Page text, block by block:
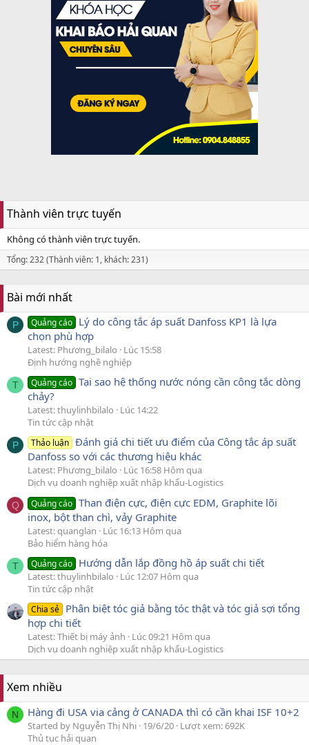
Thành viên trực tuyến
Không có thành viên trực tuyến.
Tổng: 232 (Thành viên: 1, khách: 231)
Bài mới nhất
P Quảng cáo Lý do công tắc áp suất Danfoss KP1 là lựa
chọn phù hợp
Latest: Phương_bilalo
Lúc 15:58
Định hướng nghề nghiệp
T Quảng cáo Tại sao hệ thống nước nóng cần công tắc dòng
chảy?
Latest: thuylinhbilalo
Lúc 14:22
Tin tức cập nhật
P Thảo luận Đánh giá chi tiết ưu điểm của Công tắc áp suất
Danfoss so với các thương hiệu khác
Latest: Phương_bilalo
Lúc 16:58 Hôm qua
Dịch vụ doanh nghiệp xuất nhập khẩu-Logistics
Q Quảng cáo Than điện cực, điện cực EDM, Graphite lõi
inox, bột than chì, vảy Graphite
Latest: quanglan
Lúc 16:13 Hôm qua
Bảo hiểm hàng hóa
T Quảng cáo Hướng dẫn lắp đồng hồ áp suất chi tiết
Latest: thuylinhbilalo
Lúc 12:07 Hôm qua
Tin tức cập nhật
Chia sẻ Phân biệt tóc giả bằng tóc thật và tóc giả sợi tổng
hợp chi tiết
Latest: Thiết bị máy ảnh
Lúc 09:21 Hôm qua
Dịch vụ doanh nghiệp xuất nhập khẩu-Logistics
Xem nhiều
N Hàng đi USA via cảng ở CANADA thì có cần khai ISF 10+2
Started by Nguyễn Thị Nhi 19/6/20 Lượt xem: 692K
Thủ tục hải quan